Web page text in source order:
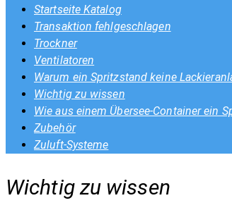
Startseite Katalog
Transaktion fehlgeschlagen
Trockner
Ventilatoren
Warum ein Spritzstand keine
Wichtig zu wissen
Wie aus einem Übersee-Container ein
Zubehör
Zuluft-Systeme
Wichtig zu wissen